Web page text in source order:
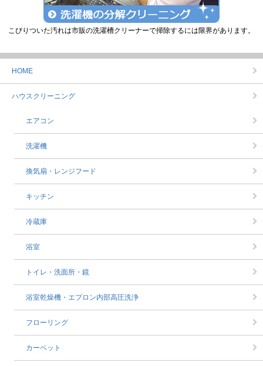
こびりついた汚れは市販の洗濯槽クリーナーで掃除するには限界があります。
HOME
ハウスクリーニング
エアコン
洗濯機
換気扇・レンジフード
キッチン
冷蔵庫
浴室
トイレ・洗面所・鏡
浴室乾燥機・エプロン内部高圧洗浄
フローリング
カーペット